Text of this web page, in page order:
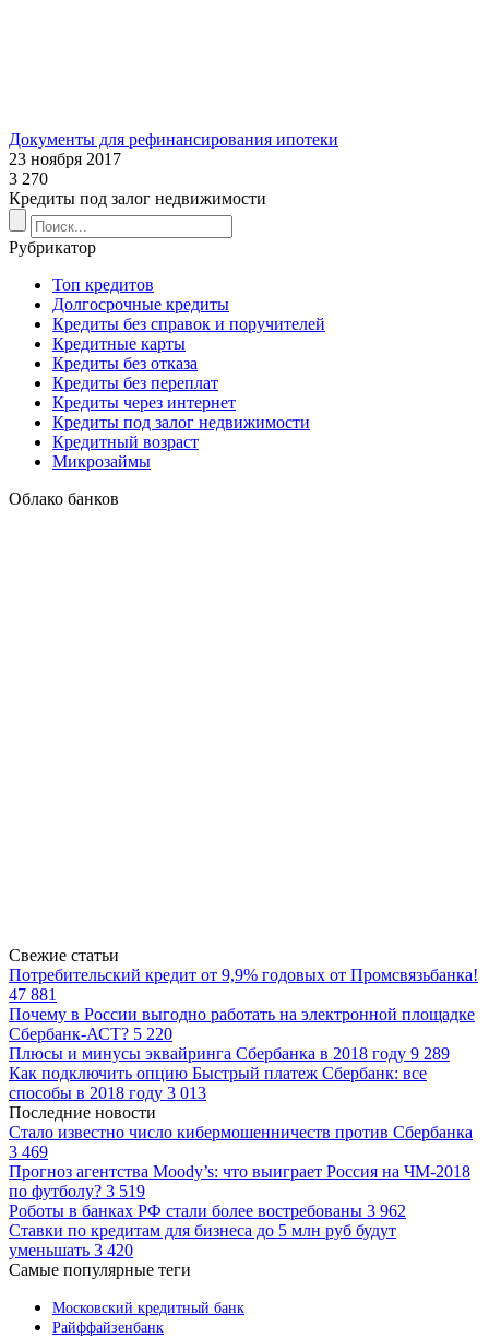
Документы для рефинансирования ипотеки
23 ноября 2017
3 270
Кредиты под залог недвижимости
Рубрикатор
Топ кредитов
Долгосрочные кредиты
Кредиты без справок и поручителей
Кредитные карты
Кредиты без отказа
Кредиты без переплат
Кредиты через интернет
Кредиты под залог недвижимости
Кредитный возраст
Микрозаймы
Облако банков
Свежие статьи
Потребительский кредит от 9,9% годовых от Промсвязьбанка!
47 881
Почему в России выгодно работать на электронной площадке
Сбербанк-АСТ? 5 220
Плюсы и минусы эквайринга Сбербанка в 2018 году 9 289
Как подключить опцию Быстрый платеж Сбербанк: все
способы в 2018 году 3 013
Последние новости
Стало известно число кибермошенничеств против Сбербанка
3 469
Прогноз агентства Moody’s: что выиграет Россия на ЧМ-2018
по футболу? 3 519
Роботы в банках РФ стали более востребованы 3 962
Ставки по кредитам для бизнеса до 5 млн руб будут
уменьшать 3 420
Самые популярные теги
Московский кредитный банк
Райффайзенбанк